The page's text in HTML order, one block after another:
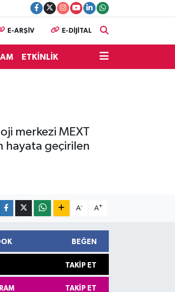
E-ARŞİV E-DİJİTAL
ETKİNLİK
merkezi MEXT
hayata geçirilen
A- A+
BEĞEN
TAKIP ET
TAKIP ET